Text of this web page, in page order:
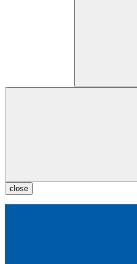
close